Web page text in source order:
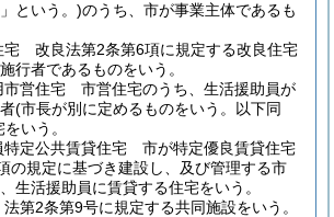
という。)のうち、市が事業主体であるも
宅 改良法第2条第6項に規定する改良住宅
行者であるものをいう。
市営住宅 市営住宅のうち、生活援助員が
(市長が別に定めるものをいう。以下同
いう。
特定公共賃貸住宅 市が特定優良賃貸住宅
の規定に基づき建設し、及び管理する市
生活援助員に賃貸する住宅をいう。
第2条第9号に規定する共同施設をいう。